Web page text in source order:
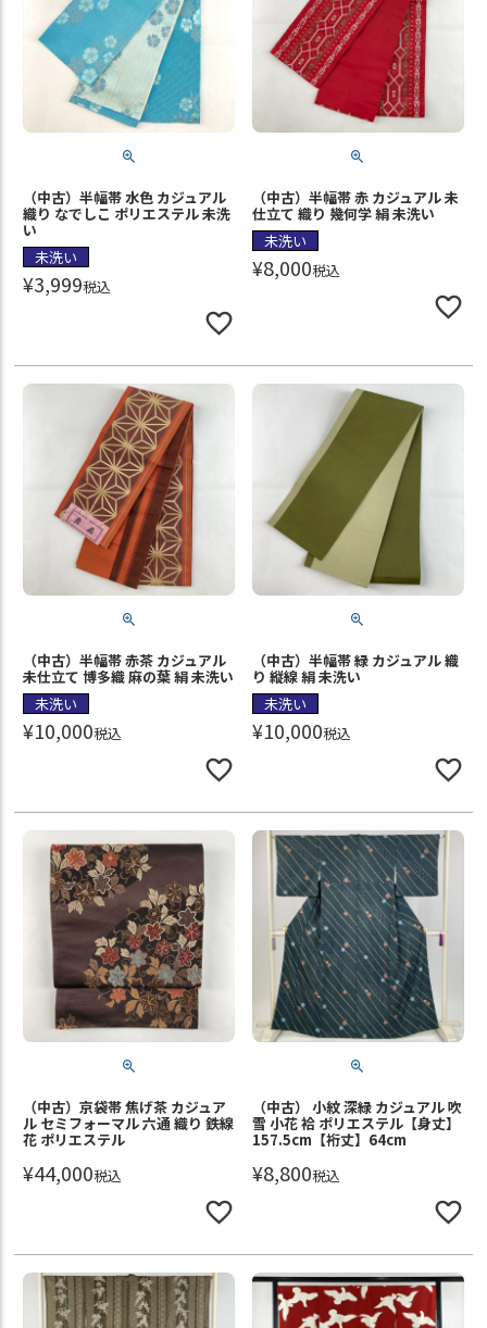
（中古）半幅帯 水色 カジュアル
織り なでしこ ポリエステル 未洗
い
未洗い
¥3,999税込
（中古）半幅帯 赤 カジュアル 未
仕立て 織り 幾何学 絹 未洗い
未洗い
¥8,000税込
（中古）半幅帯 赤茶 カジュアル
未仕立て 博多織 麻の葉 絹 未洗い
未洗い
¥10,000税込
（中古）半幅帯 緑 カジュアル 織
り 縦線 絹 未洗い
未洗い
¥10,000税込
（中古）京袋帯 焦げ茶 カジュア
ル セミフォーマル 六通 織り 鉄線
花 ポリエステル
¥44,000税込
（中古） 小紋 深緑 カジュアル 吹
雪 小花 袷 ポリエステル【身丈】
157.5cm【裄丈】64cm
¥8,800税込